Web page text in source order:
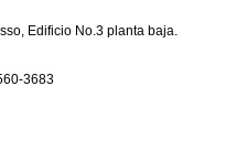
Edificio No.3 planta baja.
3683